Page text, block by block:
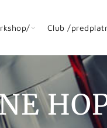
Club /